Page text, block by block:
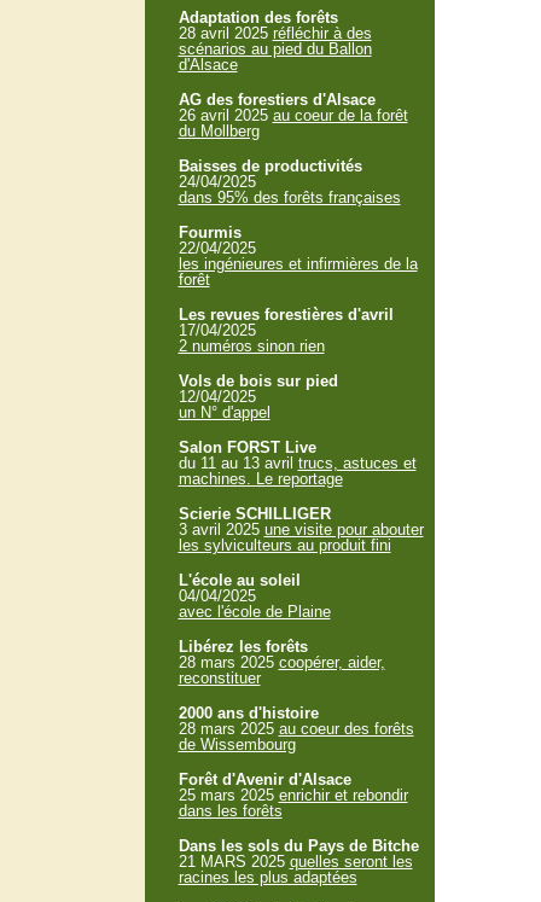
Adaptation des forêts
28 avril 2025 réfléchir à des
scénarios au pied du Ballon
d'Alsace
AG des forestiers d'Alsace
26 avril 2025 au coeur de la forêt
du Mollberg
Baisses de productivités
24/04/2025
dans 95% des forêts françaises
Fourmis
22/04/2025
les ingénieures et infirmières de la
forêt
Les revues forestières d'avril
17/04/2025
2 numéros sinon rien
Vols de bois sur pied
12/04/2025
un N° d'appel
Salon FORST Live
du 11 au 13 avril trucs, astuces et
machines. Le reportage
Scierie SCHILLIGER
3 avril 2025 une visite pour abouter
les sylviculteurs au produit fini
L'école au soleil
04/04/2025
avec l'école de Plaine
Libérez les forêts
28 mars 2025 coopérer, aider,
reconstituer
2000 ans d'histoire
28 mars 2025 au coeur des forêts
de Wissembourg
Forêt d'Avenir d'Alsace
25 mars 2025 enrichir et rebondir
dans les forêts
Dans les sols du Pays de Bitche
21 MARS 2025 quelles seront les
racines les plus adaptées